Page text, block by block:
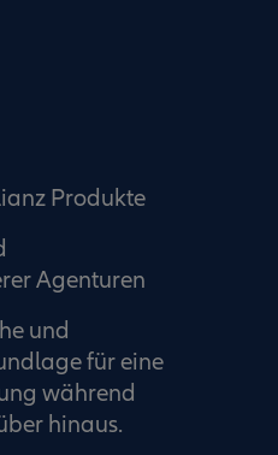
Produkte
Agenturen
und
für eine
während
hinaus.